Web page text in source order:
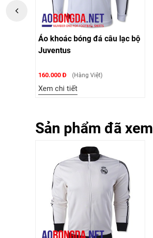
Áo khoác bóng đá câu lạc bộ
Juventus
160.000 Đ (Hàng Việt)
Xem chi tiết
Sản phẩm đã xem